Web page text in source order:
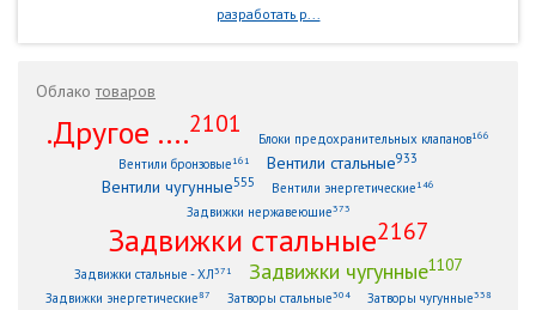
разработать р...
Облакотоваров
.Другое ....2101
Блоки предохранительных клапанов166
Вентили бронзовые161 Вентили стальные933
Вентили чугунные555 Вентили энергетические146
Задвижки нержавеющие373
Задвижки стальные2167
Задвижки стальные - ХЛ371 Задвижки чугунные1107
Задвижки энергетические87 Затворы стальные304 Затворы чугунные338